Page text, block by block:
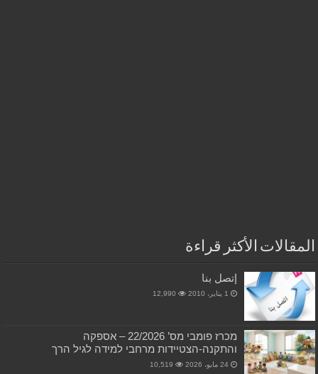
المقالات الأكثر قراءة
إتصل بنا
1 يناير، 2010 12,990
מכרז פומבי מס’ 22/2026 – אספקה
והתקנה-הצטיידות מרחבי למידה לגיל הרך
24 مايو، 2026 10,519